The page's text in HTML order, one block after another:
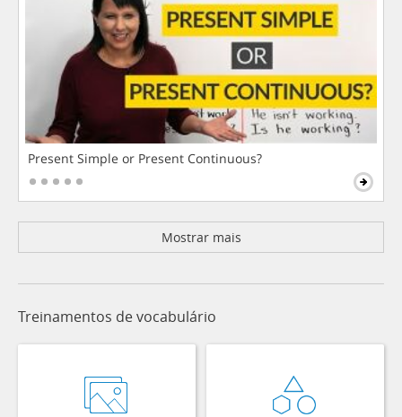
Present Simple or Present Continuous?
Mostrar mais
Treinamentos de vocabulário